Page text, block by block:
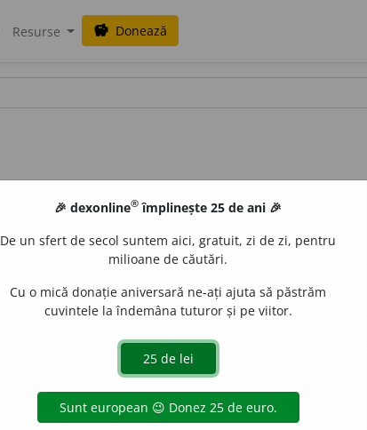
Resurse savings Donează
autos– însuși,chton – pământ,
🎉 dexonline® împlinește 25 de ani 🎉
De un sfert de secol suntem aici, gratuit, zi de zi, pentru
milioane de căutări.
Cu o mică donație aniversară ne-ați ajuta să păstrăm
cuvintele la îndemâna tuturor și pe viitor.